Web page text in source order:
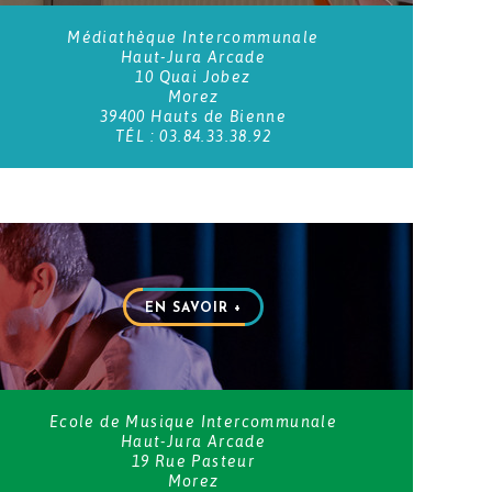
Médiathèque Intercommunale
Haut-Jura Arcade
10 Quai Jobez
Morez
39400 Hauts de Bienne
TÉL : 03.84.33.38.92
EN SAVOIR +
Ecole de Musique Intercommunale
Haut-Jura Arcade
19 Rue Pasteur
Morez